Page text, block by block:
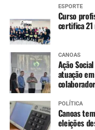
ESPORTE
Curso
certifica 21
CANOAS
Ação
atuação
POLÍTICA
Canoas
eleições